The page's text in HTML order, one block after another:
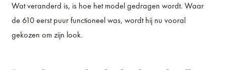
Wat veranderd is, is hoe het model gedragen wordt. Waar
de 610 eerst puur functioneel was, wordt hij nu vooral
gekozen om zijn look.